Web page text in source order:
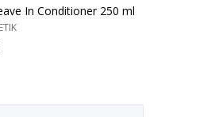
In Conditioner 250 ml